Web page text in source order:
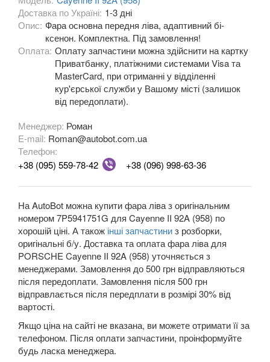
OPEL
PEUGEOT keyboard_arrow_down
PORSCHE
911 V (996)
911 V (996 Turbo)
911 V (996 GT3)
911 VI (997)
911 VI (997 GT3)
911 VII (991)
911 VII (991 GT3)
Boxster I (986)
Boxster II (987)
Boxster III (981)
Доставка по Україні: 1-3 дні
Опис: Фара основна передня ліва, адаптивний бі-
ксенон. Комплектна. Під замовлення!
Оплата: Оплату запчастини можна здійснити на картку
Приватбанку, платіжними системами Visa та
MasterCard, при отриманні у відділенні
кур'єрської служби у Вашому місті (залишок
від передоплати).
Менеджер: Роман
E-mail: Roman@autobot.com.ua
Телефон:
+38 (095) 559-78-42
+38 (096) 998-63-36
На AutoBot можна купити фара ліва з оригінальним
номером 7P5941751G для Cayenne II 92A (958) по
хорошій ціні. А також інші запчастиниз розборки,
оригінальні б/у. Доставка та оплата фара ліва для
PORSCHE Cayenne II 92A (958) уточняється з
менеджерами. Замовлення до 500 грн відправляються
після передоплати. Замовлення після 500 грн
відправлається після передплати в розмірі 30% від
вартості.
Якщо ціна на сайті не вказана, ви можете отримати її за
телефоном. Після оплати запчастини, проінформуйте
будь ласка менеджера.